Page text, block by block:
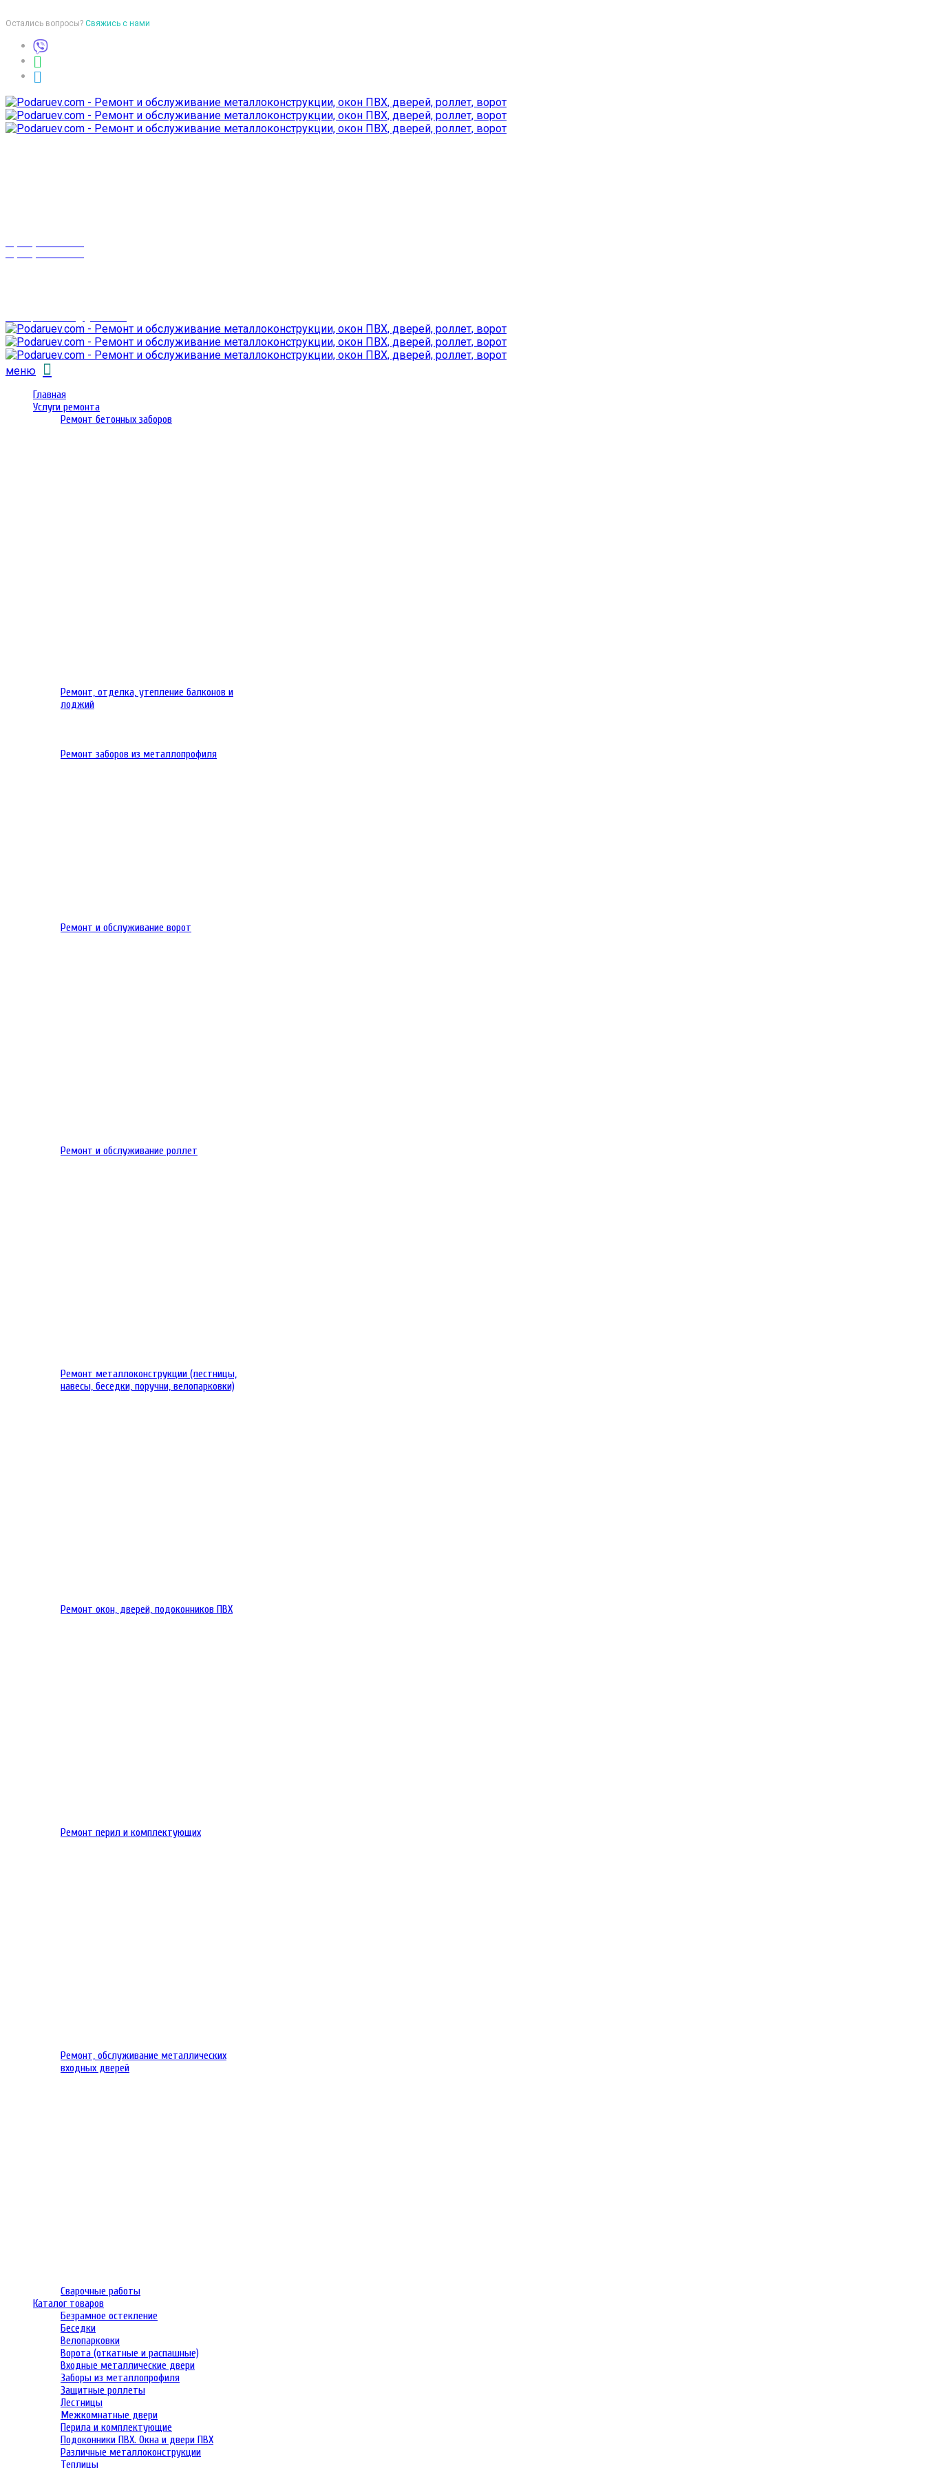
Остались вопросы? Свяжись с нами
меню
Главная
Услуги ремонта
Ремонт бетонных заборов
Ремонт, отделка, утепление балконов и
лоджий
Ремонт заборов из металлопрофиля
Ремонт и обслуживание ворот
Ремонт и обслуживание роллет
Ремонт металлоконструкции (лестницы,
навесы, беседки, поручни, велопарковки)
Ремонт окон, дверей, подоконников ПВХ
Ремонт перил и комплектующих
Ремонт, обслуживание металлических
входных дверей
Сварочные работы
Каталог товаров
Безрамное остекление
Беседки
Велопарковки
Ворота (откатные и распашные)
Входные металлические двери
Заборы из металлопрофиля
Защитные роллеты
Лестницы
Межкомнатные двери
Перила и комплектующие
Подоконники ПВХ. Окна и двери ПВХ
Различные металлоконструкции
Теплицы